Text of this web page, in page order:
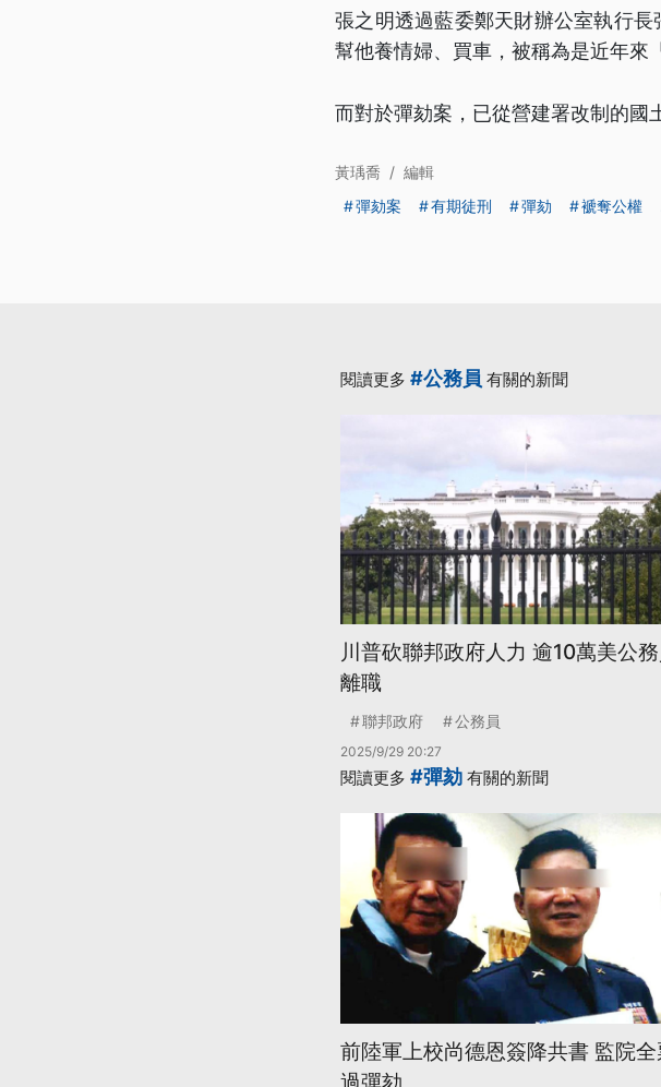
張之明透過藍委鄭天財辦公室執行
幫他養情婦、買車，被稱為是近年來
而對於彈劾案，已從營建署改制的國
黃瑀喬 / 編輯
彈劾案
有期徒刑 彈劾 褫奪公權
閱讀更多 #公務員 有關的新聞
川普砍聯邦政府人力 逾10萬美公
離職
聯邦政府 公務員
2025/9/29 20:27
閱讀更多 #彈劾 有關的新聞
前陸軍上校尚德恩簽降共書 監院全
過彈劾